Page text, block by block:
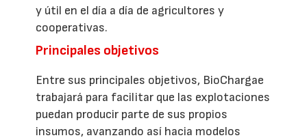
y útil en el día a día de agricultores y
cooperativas.
Principales objetivos
Entre sus principales objetivos, BioChargae
trabajará para facilitar que las explotaciones
puedan producir parte de sus propios
insumos, avanzando así hacia modelos